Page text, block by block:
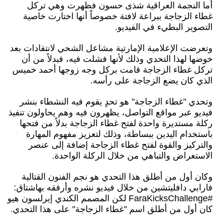
أما النجمة العراقية شذى حسون فظهرت وهي تركل
غطاء الزجاجة ببراعة لافتة خصوصاً أنها اختارت خاصية
التصوير البطيء في الفيديو.
وتعرضت الإعلامية الإمارتية مشاعل الشحي لانتقادات بعد
خوضها لهذا التحدي وذلك لأنها فشلت فيه، فبدلاً من أن
تركل غطاء الزجاجة قامت بركل وجه زوجها أحمد خميس
الذي كان يضع الزجاجة على رأسه.
وتحدي "غطاء الزجاجة" هو تحدٍ يقوم فيه النشطاء بنشر
فيديو عبر مواقع التواصل، يظهرون فيه وهم يحاولون تنفيذ
ركلة مستديرة واحدة لفتح غطاء الزجاجة بدلاً من فتحها
باستخدام اليدين ببساطة، وذلك لتعزيز مفهوم المهارة
والتركيز والقوة لفتح غطاء الزجاجة إضافة إلى عنصر
الاستعراض والتباهي من خلال الركلة الواحدة.
وكان أول من أطلق هذا التحدي هو نجم الفنون القتالية
فارابي دافليتشين من خلال فيديو نشره وأرفقه بهاشتاق:
#FaraKicksChallenge لكن المصمم الكندي إيرلسون هيو
كان أول من أطلق اسم "غطاء الزجاجة" على هذا التحدي.